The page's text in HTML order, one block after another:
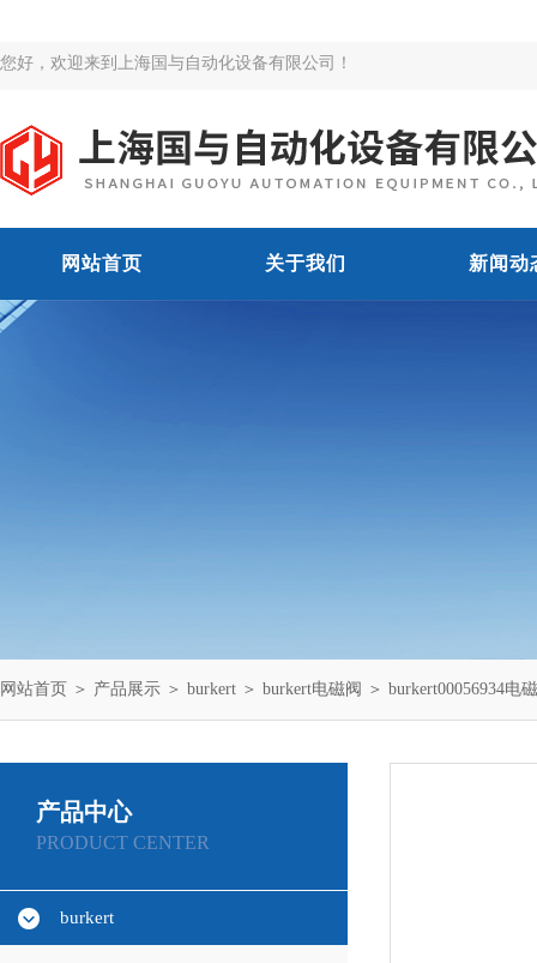
您好，欢迎来到上海国与自动化设备有限公司！
网站首页 关于我们 新闻动
网站首页 ＞ 产品展示 ＞ burkert ＞ burkert电磁阀 ＞ burkert00056934电
产品中心
PRODUCT CENTER
burkert